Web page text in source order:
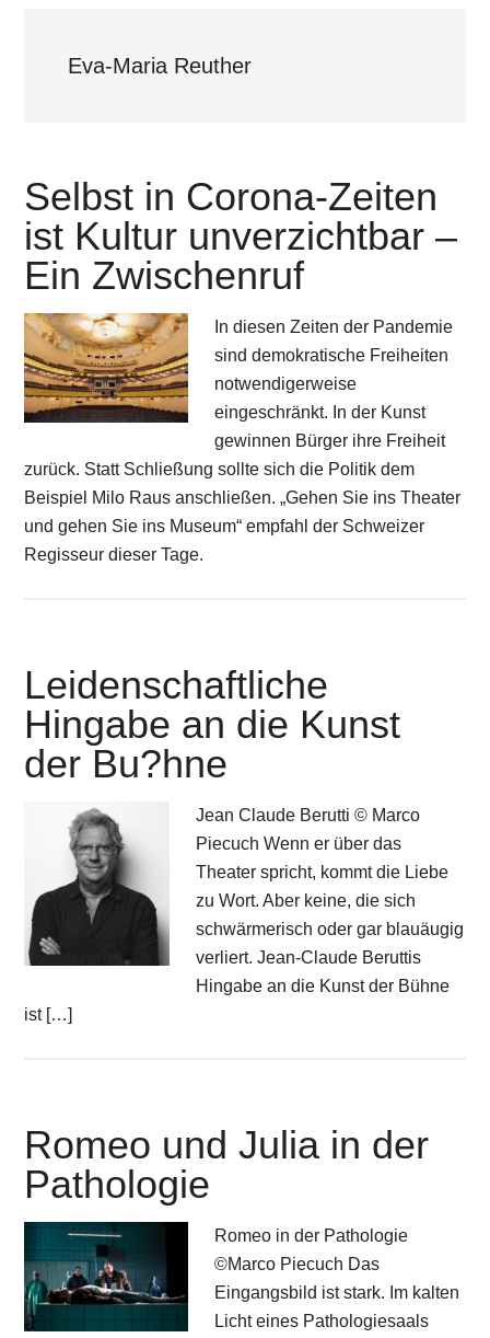
Eva-Maria Reuther
Selbst in Corona-Zeiten
ist Kultur unverzichtbar –
Ein Zwischenruf
In diesen Zeiten der Pandemie
sind demokratische Freiheiten
notwendigerweise
eingeschränkt. In der Kunst
gewinnen Bürger ihre Freiheit
zurück. Statt Schließung sollte sich die Politik dem
Beispiel Milo Raus anschließen. „Gehen Sie ins Theater
und gehen Sie ins Museum“ empfahl der Schweizer
Regisseur dieser Tage.
Leidenschaftliche
Hingabe an die Kunst
der Bu?hne
Jean Claude Berutti © Marco
Piecuch Wenn er über das
Theater spricht, kommt die Liebe
zu Wort. Aber keine, die sich
schwärmerisch oder gar blauäugig
verliert. Jean-Claude Beruttis
Hingabe an die Kunst der Bühne
ist […]
Romeo und Julia in der
Pathologie
Romeo in der Pathologie
©Marco Piecuch Das
Eingangsbild ist stark. Im kalten
Licht eines Pathologiesaals